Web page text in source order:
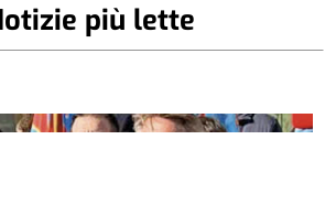
più lette